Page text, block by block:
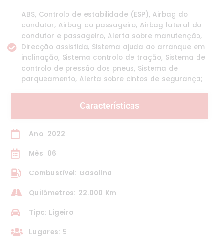
ABS, Controlo de estabilidade (ESP), Airbag do
condutor, Airbag do passageiro, Airbag lateral do
condutor e passageiro, Alerta sobre manutenção,
Direcção assistida, Sistema ajuda ao arranque em
inclinação, Sistema controlo de tração, Sistema de
controlo de pressão dos pneus, Sistema de
parqueamento, Alerta sobre cintos de segurança;
Características
Ano: 2022
Mês: 06
Combustível: Gasolina
Quilómetros: 22.000 Km
Tipo: Ligeiro
Lugares: 5